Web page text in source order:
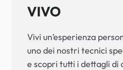
VIVO
Vivi un’esperienza
uno dei nostri tecnici
e scopri tutti i dettagli di